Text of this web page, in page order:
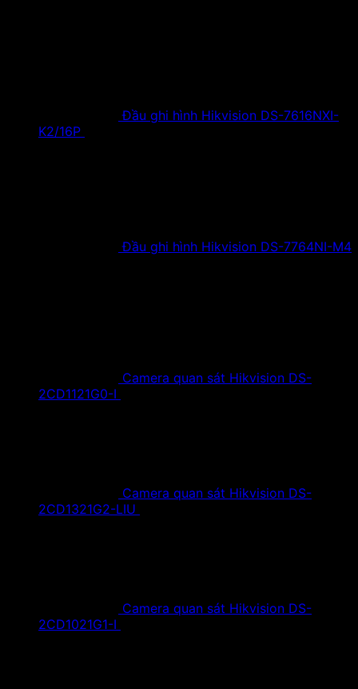
Đầu ghi hình Hikvision DS-7616NXI-
K2/16P
Đầu ghi hình Hikvision DS-7764NI-M4
Camera quan sát Hikvision DS-
2CD1121G0-I
Camera quan sát Hikvision DS-
2CD1321G2-LIU
Camera quan sát Hikvision DS-
2CD1021G1-I